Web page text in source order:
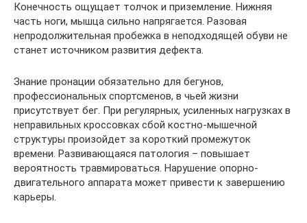
Конечность ощущает толчок и приземление. Нижняя
часть ноги, мышца сильно напрягается. Разовая
непродолжительная пробежка в неподходящей обуви не
станет источником развития дефекта.
Знание пронации обязательно для бегунов,
профессиональных спортсменов, в чьей жизни
присутствует бег. При регулярных, усиленных нагрузках в
неправильных кроссовках сбой костно-мышечной
структуры произойдет за короткий промежуток
времени. Развивающаяся патология – повышает
вероятность травмироваться. Нарушение опорно-
двигательного аппарата может привести к завершению
карьеры.